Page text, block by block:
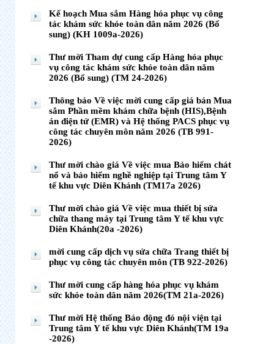
Kế hoạch Mua sắm Hàng hóa phục vụ công
tác khám sức khỏe toàn dân năm 2026 (Bổ
sung) (KH 1009a-2026)
Thư mời Tham dự cung cấp Hàng hóa phục
vụ công tác khám sức khỏe toàn dân năm
2026 (Bổ sung) (TM 24-2026)
Thông báo Về việc mời cung cấp giá bán Mua
sắm Phần mềm khám chữa bệnh (HIS),Bệnh
án điện tử (EMR) và Hệ thống PACS phục vụ
công tác chuyên môn năm 2026 (TB 991-
2026)
Thư mời chào giá Về việc mua Bảo hiểm chát
nổ và bảo hiểm nghề nghiệp tại Trung tâm Y
tế khu vực Diên Khánh (TM17a 2026)
Thư mời chào giá Về việc mua thiết bị sửa
chữa thang máy tại Trung tâm Y tế khu vực
Diên Khánh(20a -2026)
mời cung cấp dịch vụ sửa chữa Trang thiết bị
phục vụ công tác chuyên môn (TB 922-2026)
Thư mời cung cấp hàng hóa phục vụ khám
sức khỏe toàn dân năm 2026(TM 21a-2026)
Thư mời Hệ thống Báo động đỏ nội viện tại
Trung tâm Y tế khu vực Diên Khánh(TM 19a
-2026)